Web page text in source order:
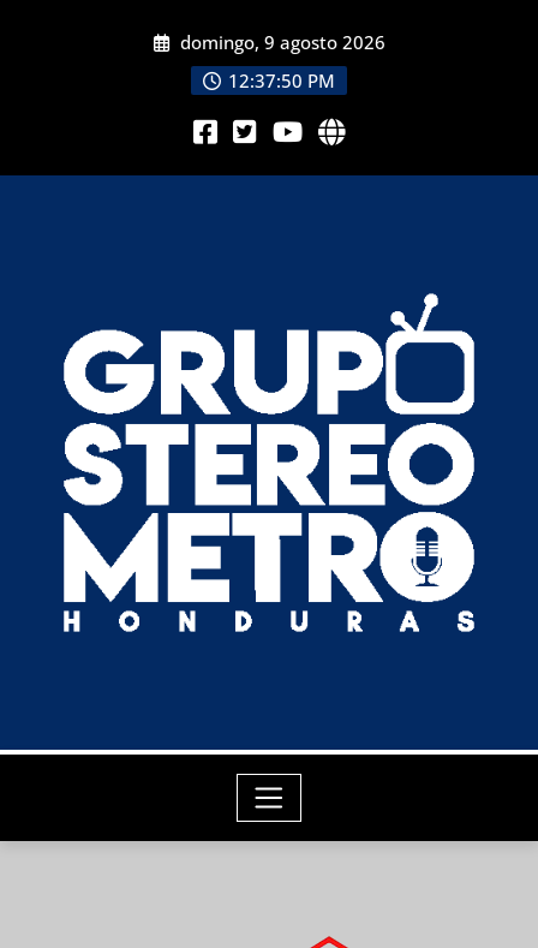
domingo, 9 agosto 2026
12:37:52 PM